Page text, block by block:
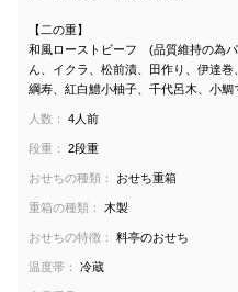
【二の重】
和風ローストビーフ (品質維持の為
ん、イクラ、松前漬、田作り、伊達
綱寿、紅白鱧小柚子、千代呂木、小鯛
人数： 4人前
段重： 2段重
おせちの種類： おせち重箱
重箱の種類： 木製
おせちの特徴： 料亭のおせち
温度帯： 冷蔵